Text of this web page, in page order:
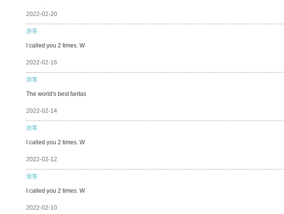
2022-02-20
游客
I called you 2 times. W
2022-02-16
游客
The world's best fantas
2022-02-14
游客
I called you 2 times. W
2022-02-12
游客
I called you 2 times. W
2022-02-10